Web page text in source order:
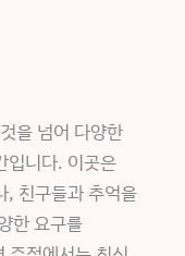
을 넘어 다양한
입니다. 이곳은
, 친구들과 추억을
한 요구를